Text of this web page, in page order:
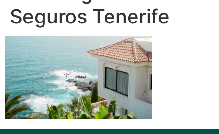
Seguros Tenerife